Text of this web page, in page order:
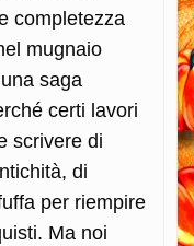
completezza
mugnaio
saga
certi lavori
scrivere di
di
per riempire
Ma noi